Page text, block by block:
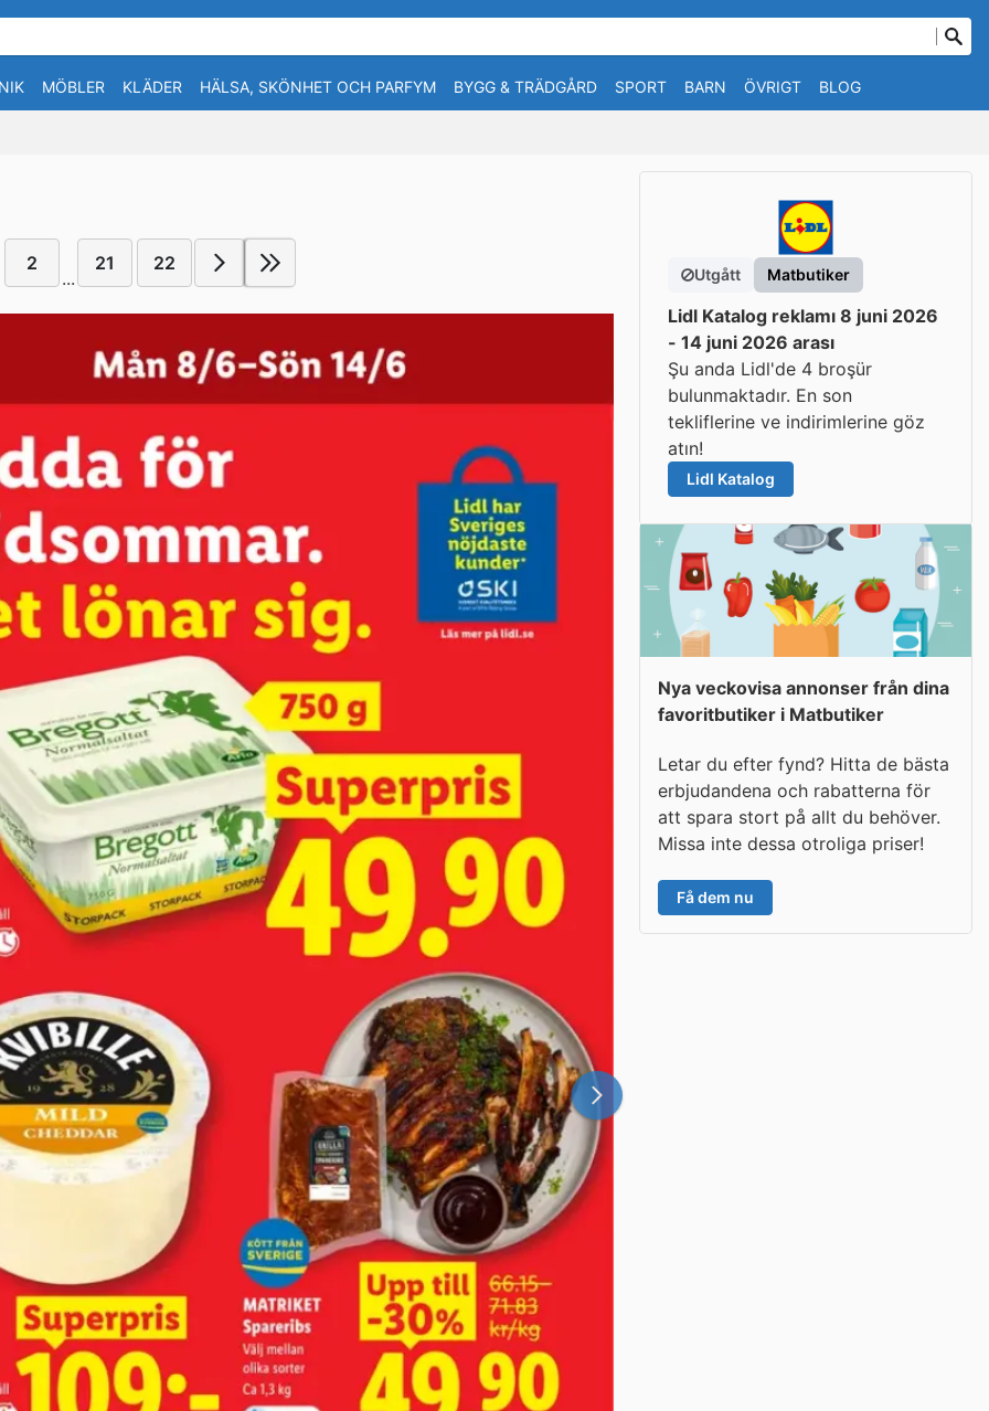
MÖBLER KLÄDER HÄLSA, SKÖNHET OCH PARFYM BYGG & TRÄDGÅRD SPORT BARN ÖVRIGT BLOG
2
...
21 22
Utgått Matbutiker
Lidl Katalog reklamı 8 juni 2026
- 14 juni 2026 arası
Şu anda Lidl'de 4 broşür
bulunmaktadır. En son
tekliflerine ve indirimlerine göz
atın!
Lidl Katalog
Nya veckovisa annonser från dina
favoritbutiker i Matbutiker
Letar du efter fynd? Hitta de bästa
erbjudandena och rabatterna för
att spara stort på allt du behöver.
Missa inte dessa otroliga priser!
Få dem nu